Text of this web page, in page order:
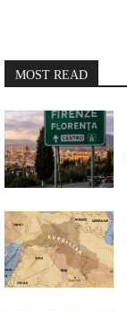
MOST READ